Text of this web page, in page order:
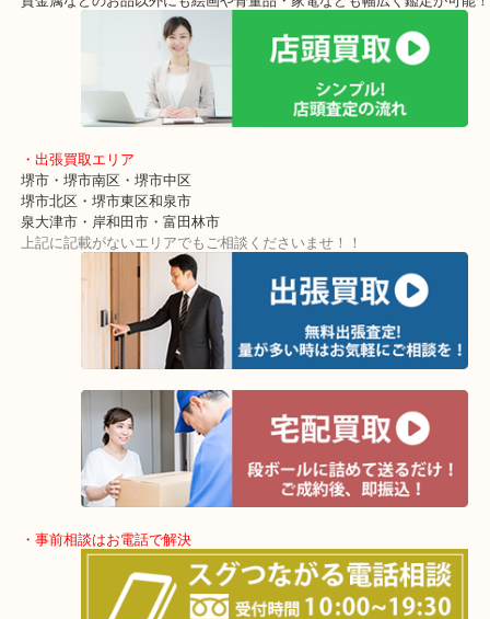
ベルトがない状態の時計
どんな状態でも精一杯の査定額をご紹介させていただきます！
東北高速鉄道線「栂・美木多駅」「光明池」「泉ヶ丘」
堺市・大阪狭山市・堺市南区
富田林市・堺市東区・和泉市
岸和田市・泉大津市・高石市
・当店の特徴
アクロスモールにある店舗なのでお買い物最中にもお立ち寄りしや
ショッピングモールに店舗があるので無料駐車場も完備！
土日祝日休まず年中無休で営業中！※年末年始を除く
全国280カ所で展開しているのでスケールメリットで高額査定！
貴金属などのお品以外にも絵画や骨董品・家電なども幅広く鑑定が
堺市・堺市南区・堺市中区
堺市北区・堺市東区和泉市
泉大津市・岸和田市・富田林市
上記に記載がないエリアでもご相談くださいませ！！